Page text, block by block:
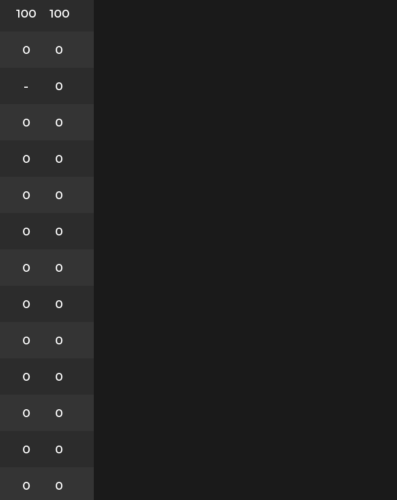
100 100
0 0
- 0
0 0
0 0
0 0
0 0
0 0
0 0
0 0
0 0
0 0
0 0
0 0